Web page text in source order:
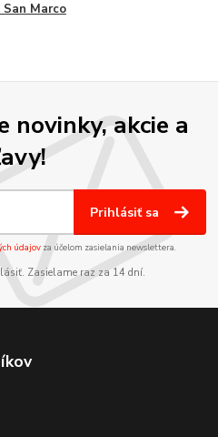
Marco
novinky, akcie a
Prihlásiť sa
údajov za účelom zasielania newslettera.
Zasielame raz za 14 dní.